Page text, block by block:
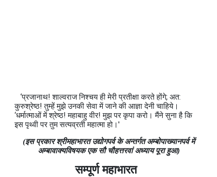
‘प्रजानाथ! शाल्वराज निश्‍चय ही मेरी प्रतीक्षा करते होंगे; अत:
कुरुश्रेष्‍ठ! तुम्हें मुझे उनकी सेवा में जाने की आज्ञा देनी चाहिये।
‘धर्मात्माओं में श्रेष्‍ठ! महाबाहु वीर! मुझ पर कृपा करो। मैंने सुना है कि
इस पृथ्‍वी पर तुम सत्यव्रती महात्मा हो।'
(इस प्रकार श्रीमहाभारत उद्योगपर्व के अन्तर्गत अम्बोपाख्‍यानपर्व में
अम्बावाक्यविषयक एक सौ चौहत्तरवां अध्‍याय पूरा हुआ)
सम्पूर्ण महाभारत